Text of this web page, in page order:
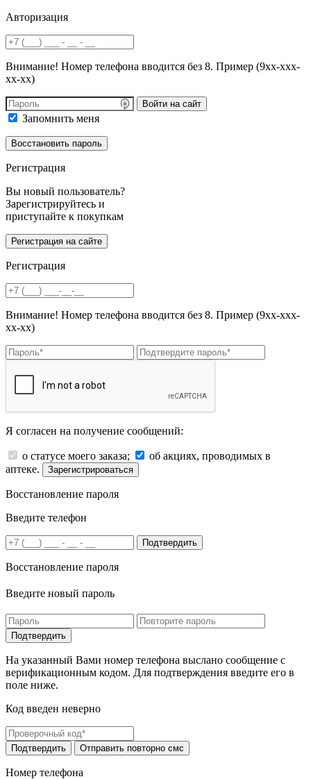
Авторизация
Внимание! Номер телефона вводится без 8. Пример (9хх-ххх-
хх-хх)
Войти на сайт
Запомнить меня
Регистрация
Вы новый пользователь?
Зарегистрируйтесь и
приступайте к покупкам
Регистрация
Внимание! Номер телефона вводится без 8. Пример (9хх-ххх-
хх-хх)
Я согласен на получение сообщений:
о статусе моего заказа;
об акциях, проводимых в
аптеке.
Зарегистрироваться
Восстановление пароля
Введите телефон
Подтвердить
Восстановление пароля
Введите новый пароль
На указанный Вами номер телефона выслано сообщение с
верификационным кодом. Для подтверждения введите его в
поле ниже.
Код введен неверно
Номер телефона